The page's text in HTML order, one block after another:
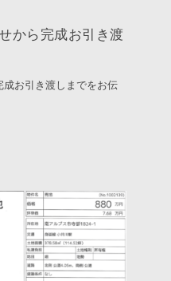
から完成お引き渡
お引き渡しまでをお伝